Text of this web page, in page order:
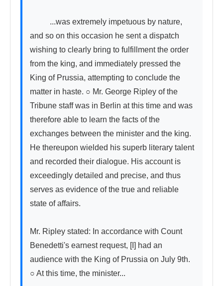
and so on this occasion he sent a dispatch
wishing to clearly bring to fulfillment the order
from the king, and immediately pressed the
King of Prussia, attempting to conclude the
matter in haste. ○ Mr. George Ripley of the
Tribune staff was in Berlin at this time and was
therefore able to learn the facts of the
exchanges between the minister and the king.
He thereupon wielded his superb literary talent
and recorded their dialogue. His account is
exceedingly detailed and precise, and thus
serves as evidence of the true and reliable
state of affairs.
Mr. Ripley stated: In accordance with Count
Benedetti's earnest request, [I] had an
audience with the King of Prussia on July 9th.
○ At this time, the minister...